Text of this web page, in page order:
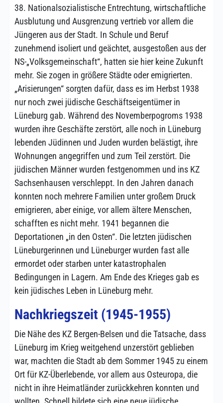
38. Nationalsozialistische Entrechtung, wirtschaftliche
Ausblutung und Ausgrenzung vertrieb vor allem die
Jüngeren aus der Stadt. In Schule und Beruf
zunehmend isoliert und geächtet, ausgestoßen aus der
NS-„Volksgemeinschaft“, hatten sie hier keine Zukunft
mehr. Sie zogen in größere Städte oder emigrierten.
„Arisierungen“ sorgten dafür, dass es im Herbst 1938
nur noch zwei jüdische Geschäftseigentümer in
Lüneburg gab. Während des Novemberpogroms 1938
wurden ihre Geschäfte zerstört, alle noch in Lüneburg
lebenden Jüdinnen und Juden wurden belästigt, ihre
Wohnungen angegriffen und zum Teil zerstört. Die
jüdischen Männer wurden festgenommen und ins KZ
Sachsenhausen verschleppt. In den Jahren danach
konnten noch mehrere Familien unter großem Druck
emigrieren, aber einige, vor allem ältere Menschen,
schafften es nicht mehr. 1941 begannen die
Deportationen „in den Osten“. Die letzten jüdischen
Lüneburgerinnen und Lüneburger wurden fast alle
ermordet oder starben unter katastrophalen
Bedingungen in Lagern. Am Ende des Krieges gab es
kein jüdisches Leben in Lüneburg mehr.
Nachkriegszeit (1945-1955)
Die Nähe des KZ Bergen-Belsen und die Tatsache, dass
Lüneburg im Krieg weitgehend unzerstört geblieben
war, machten die Stadt ab dem Sommer 1945 zu einem
Ort für KZ-Überlebende, vor allem aus Osteuropa, die
nicht in ihre Heimatländer zurückkehren konnten und